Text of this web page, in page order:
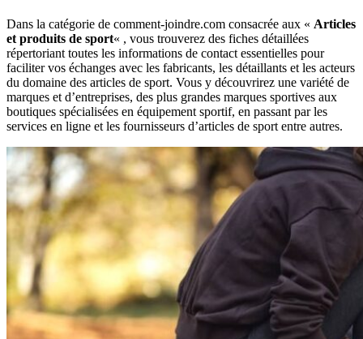
Dans la catégorie de comment-joindre.com consacrée aux « Articles
et produits de sport« , vous trouverez des fiches détaillées
répertoriant toutes les informations de contact essentielles pour
faciliter vos échanges avec les fabricants, les détaillants et les acteurs
du domaine des articles de sport. Vous y découvrirez une variété de
marques et d’entreprises, des plus grandes marques sportives aux
boutiques spécialisées en équipement sportif, en passant par les
services en ligne et les fournisseurs d’articles de sport entre autres.